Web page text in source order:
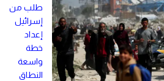
طلب من
إسرائيل
إعداد
خطة
واسعة
النطاق